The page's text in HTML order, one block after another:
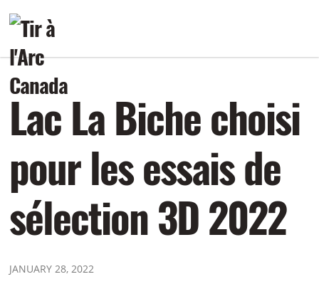
Lac La Biche choisi
pour les essais de
sélection 3D 2022
JANUARY 28, 2022